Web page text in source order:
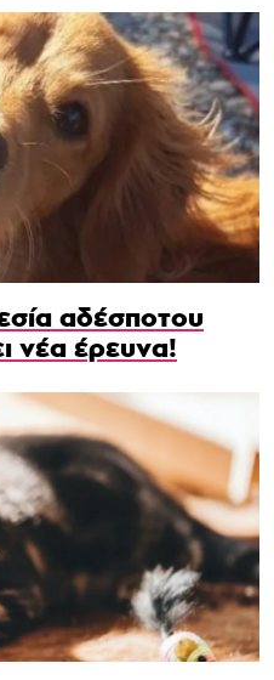
αδέσποτου
νέα έρευνα!